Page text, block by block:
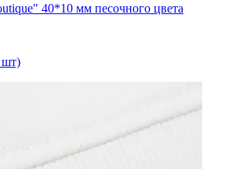
40*10 мм песочного цвета
шт)